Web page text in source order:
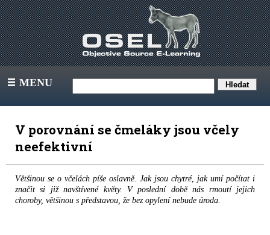
III MENU
V porovnání se čmeláky jsou včely
neefektivní
Většinou se o včelách píše oslavně. Jak jsou chytré, jak umí počítat i
značit si již navštívené květy. V poslední době nás rmoutí jejich
choroby, většinou s představou, že bez opylení nebude úroda.